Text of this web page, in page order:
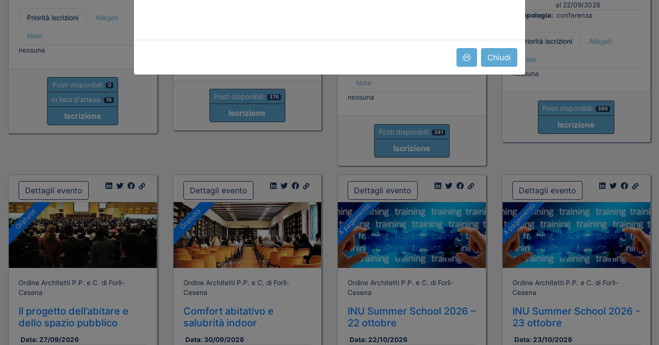
Chiudi
Priorità iscrizioni Allegati
Note
nessuna
Posti disponibili: 0
In lista d'attesa: 16
Iscrizione
Posti disponibili: 376
Iscrizione
Tipologia:conferenza
Note
nessuna
Posti disponibili: 381
Iscrizione
al 22/09/2026
Tipologia: conferenza
Priorità iscrizioni Allegati
Note
nessuna
Posti disponibili: 386
Iscrizione
Dettagli evento
Gratuito
Ordine Architetti P.P. e C. di Forlì-
Cesena
Il progetto dell’abitare e
dello spazio pubblico
Data: 27/09/2026
Dettagli evento
Gratuito
Ordine Architetti P.P. e C. di Forlì-
Cesena
Comfort abitativo e
salubrità indoor
Data: 30/09/2026
Dettagli evento
A pagamento
Ordine Architetti P.P. e C. di Forlì-
Cesena
INU Summer School 2026 –
22 ottobre
Data: 22/10/2026
Dettagli evento
A pagamento
Ordine Architetti P.P. e C. di Forlì-
Cesena
INU Summer School 2026 -
23 ottobre
Data: 23/10/2026